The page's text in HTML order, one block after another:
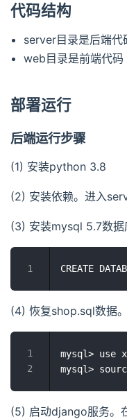
代码结构
server目录是后端代
web目录是前端代码
部署运行
后端运行步骤
(1) 安装python 3.8
(2) 安装依赖。进入
(3) 安装mysql 5.7数据
(4) 恢复shop.sql数据
mysql> use
(5) 启动django服务。